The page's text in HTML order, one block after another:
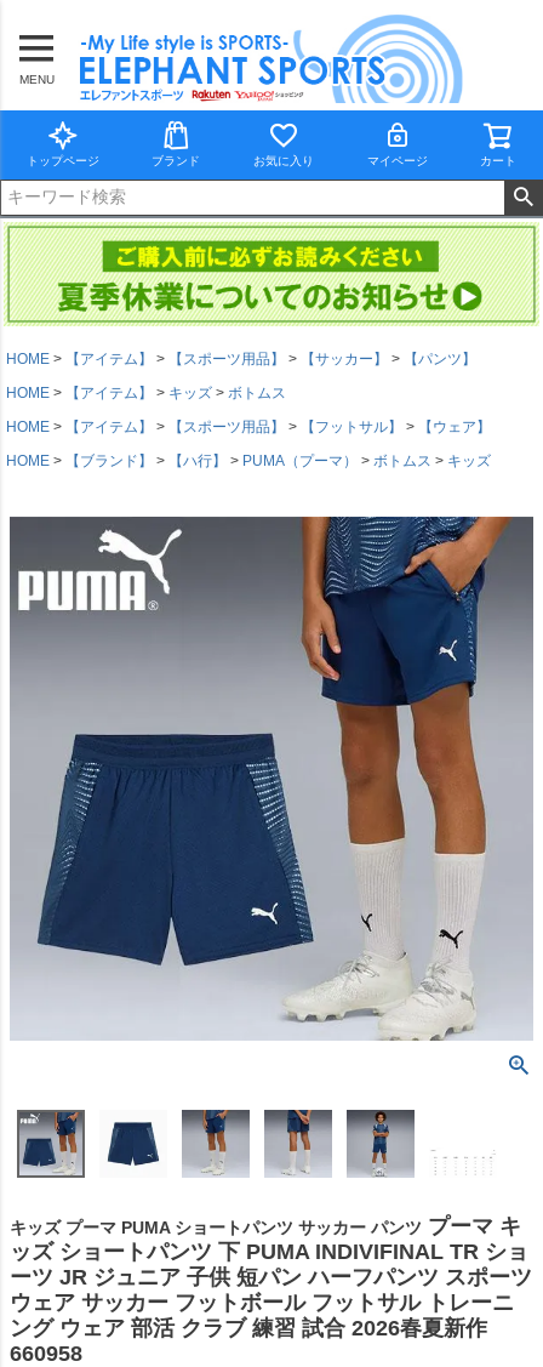
MENU
トップページ ブランド お気に入り マイページ カート
HOME 【アイテム】 【スポーツ用品】 【サッカー】
【パンツ】
HOME
【アイテム】 キッズ
ボトムス
HOME
【アイテム】 【スポーツ用品】 【フットサル】
【ウェア】
HOME
【ブランド】 【ハ行】 PUMA（プーマ） ボトムス キッズ
キッズ プーマ PUMA ショートパンツ サッカー パンツ プーマ キ
ッズ ショートパンツ 下 PUMA INDIVIFINAL TR ショ
ーツ JR ジュニア 子供 短パン ハーフパンツ スポーツ
ウェア サッカー フットボール フットサル トレーニ
ング ウェア 部活 クラブ 練習 試合 2026春夏新作
660958